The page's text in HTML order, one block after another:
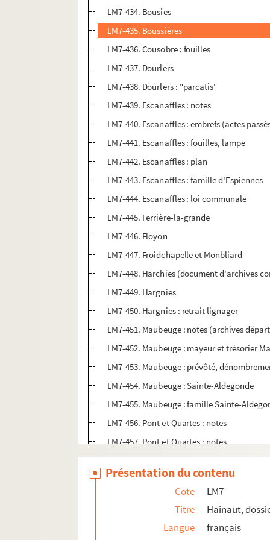
LM7-434. Bousies
LM7-435. Boussières
LM7-436. Cousobre : fouilles
LM7-437. Dourlers
LM7-438. Dourlers : "parcatis"
LM7-439. Escanaffles : notes
LM7-440. Escanaffles : embrefs (actes
LM7-441. Escanaffles : fouilles, lampe
LM7-442. Escanaffles : plan
LM7-443. Escanaffles : famille d'Espiennes
LM7-444. Escanaffles : loi communale
LM7-445. Ferrière-la-grande
LM7-446. Floyon
LM7-447. Froidchapelle et Monbliard
LM7-448. Harchies (document d'archives
LM7-449. Hargnies
LM7-450. Hargnies : retrait lignager
LM7-451. Maubeuge : notes (archives
LM7-452. Maubeuge : mayeur et trésorier
LM7-453. Maubeuge : prévôté,
LM7-454. Maubeuge : Sainte-Aldegonde
LM7-455. Maubeuge : famille Sainte-
LM7-456. Pont et Quartes : notes
LM7-457. Pont et Quartes : notes
LM7-458. Pont et Quartes : extraits des
LM7-459. Pont et Quartes : embrefs
LM7-460. Echevinage de Quartes et Pont :
LM7-461. Echevinage de Quartes et Pont :
LM7-462. Echevinage de Quartes et Pont :
Présentation du contenu
Cote
LM7
Titre
Hainaut,
Langue
français